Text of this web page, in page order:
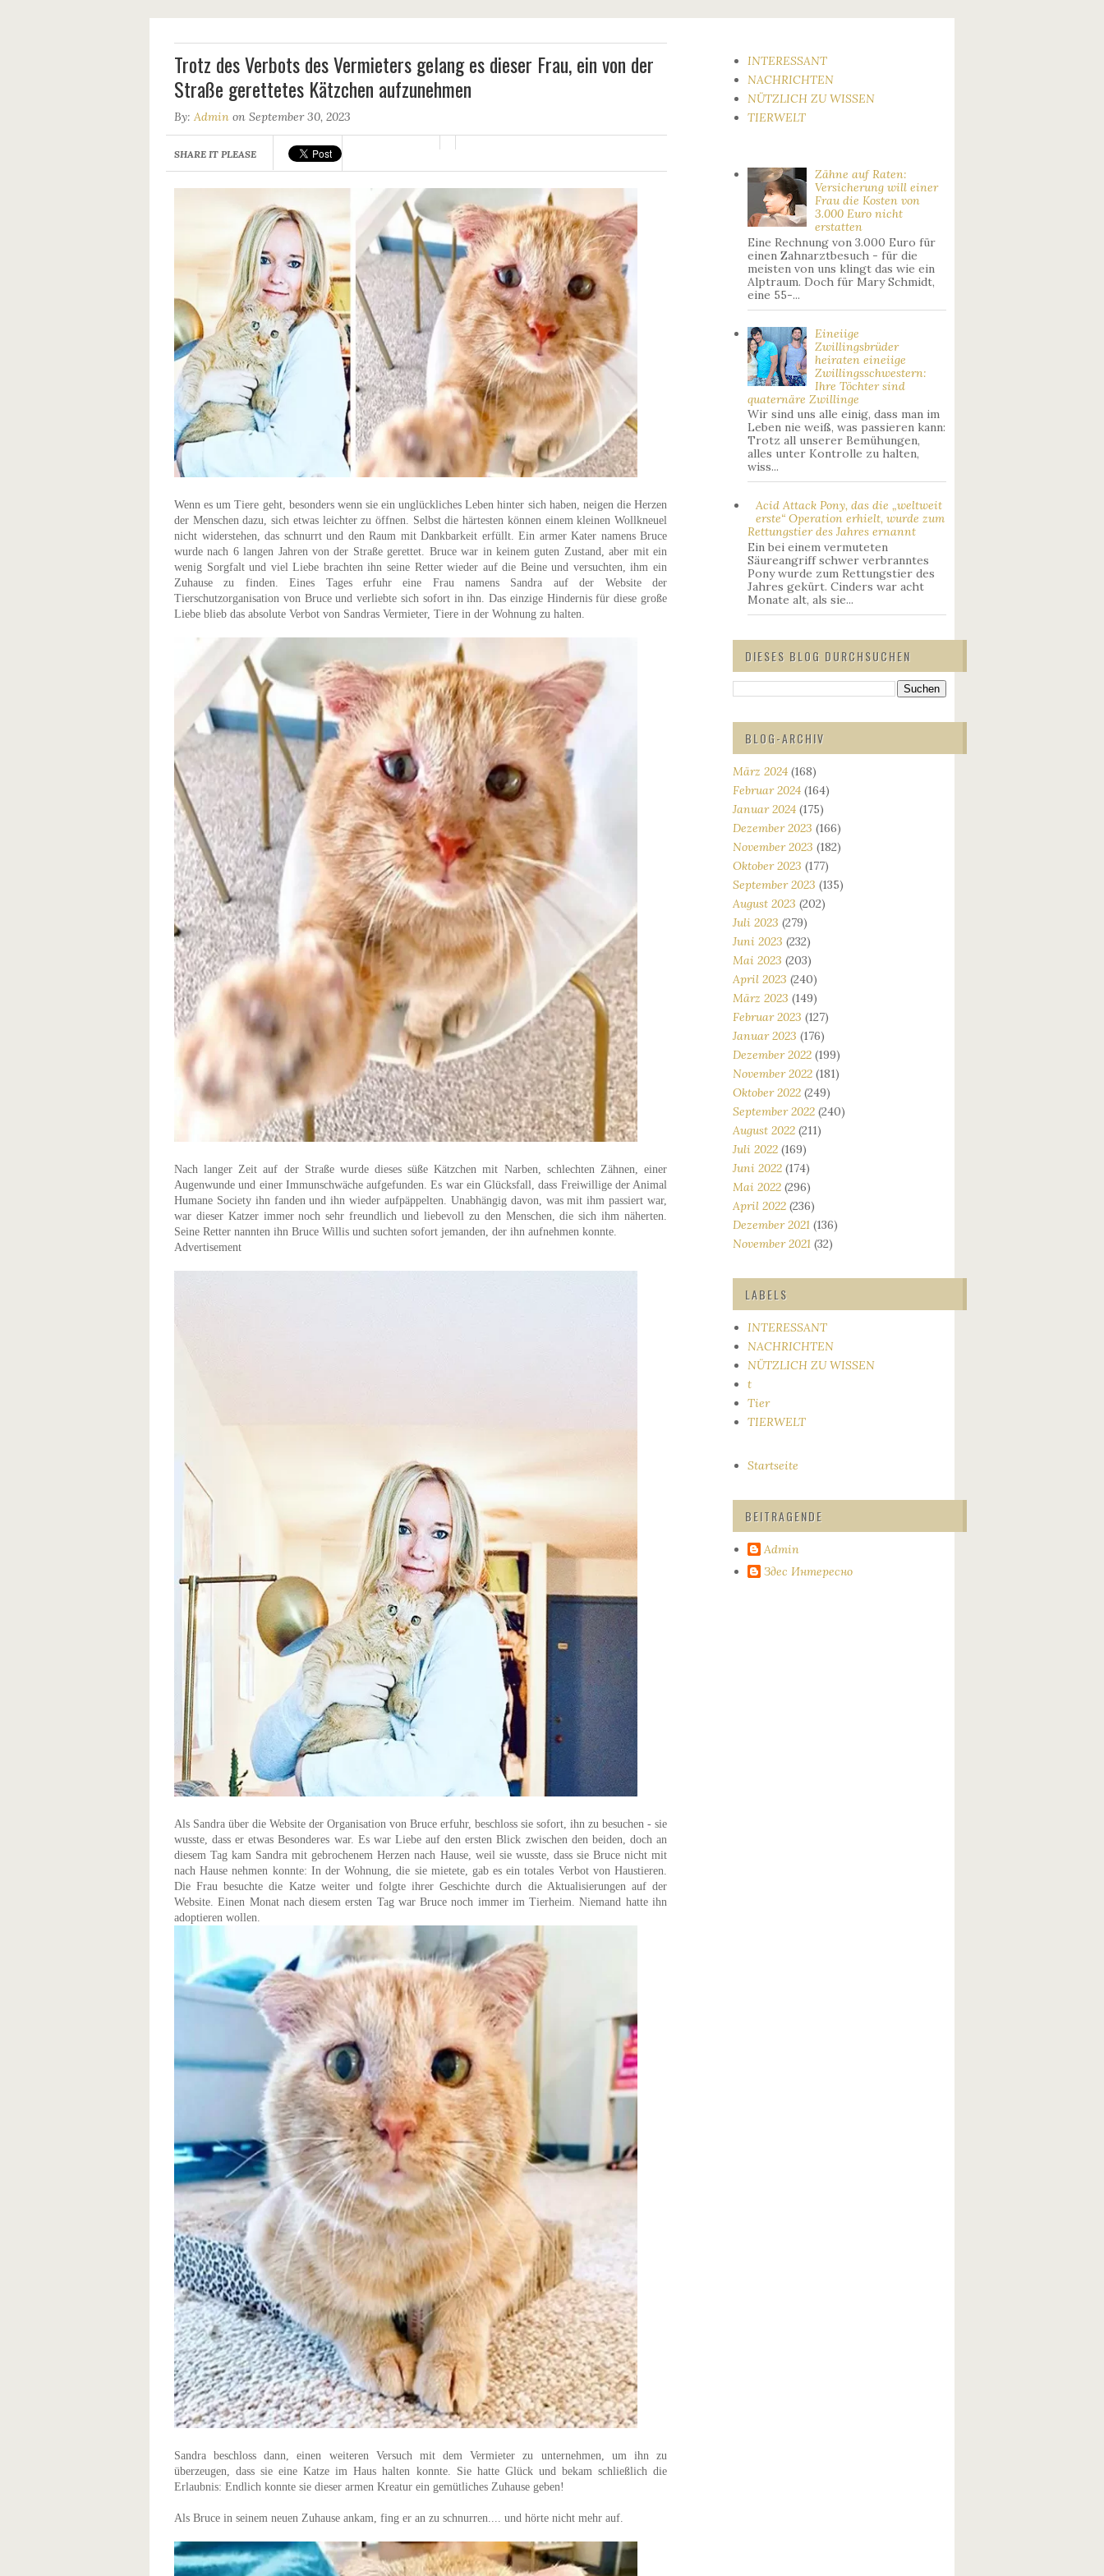
Trotz des Verbots des Vermieters gelang es dieser Frau, ein von der
Straße gerettetes Kätzchen aufzunehmen
By: Admin on September 30, 2023
SHARE IT PLEASE
Wenn es um Tiere geht, besonders wenn sie ein unglückliches Leben hinter sich haben, neigen die Herzen
der Menschen dazu, sich etwas leichter zu öffnen. Selbst die härtesten können einem kleinen Wollkneuel
nicht widerstehen, das schnurrt und den Raum mit Dankbarkeit erfüllt. Ein armer Kater namens Bruce
wurde nach 6 langen Jahren von der Straße gerettet. Bruce war in keinem guten Zustand, aber mit ein
wenig Sorgfalt und viel Liebe brachten ihn seine Retter wieder auf die Beine und versuchten, ihm ein
Zuhause zu finden. Eines Tages erfuhr eine Frau namens Sandra auf der Website der
Tierschutzorganisation von Bruce und verliebte sich sofort in ihn. Das einzige Hindernis für diese große
Liebe blieb das absolute Verbot von Sandras Vermieter, Tiere in der Wohnung zu halten.
Nach langer Zeit auf der Straße wurde dieses süße Kätzchen mit Narben, schlechten Zähnen, einer
Augenwunde und einer Immunschwäche aufgefunden. Es war ein Glücksfall, dass Freiwillige der Animal
Humane Society ihn fanden und ihn wieder aufpäppelten. Unabhängig davon, was mit ihm passiert war,
war dieser Katzer immer noch sehr freundlich und liebevoll zu den Menschen, die sich ihm näherten.
Seine Retter nannten ihn Bruce Willis und suchten sofort jemanden, der ihn aufnehmen konnte.
Advertisement
Als Sandra über die Website der Organisation von Bruce erfuhr, beschloss sie sofort, ihn zu besuchen - sie
wusste, dass er etwas Besonderes war. Es war Liebe auf den ersten Blick zwischen den beiden, doch an
diesem Tag kam Sandra mit gebrochenem Herzen nach Hause, weil sie wusste, dass sie Bruce nicht mit
nach Hause nehmen konnte: In der Wohnung, die sie mietete, gab es ein totales Verbot von Haustieren.
Die Frau besuchte die Katze weiter und folgte ihrer Geschichte durch die Aktualisierungen auf der
Website. Einen Monat nach diesem ersten Tag war Bruce noch immer im Tierheim. Niemand hatte ihn
adoptieren wollen.
Sandra beschloss dann, einen weiteren Versuch mit dem Vermieter zu unternehmen, um ihn zu
überzeugen, dass sie eine Katze im Haus halten konnte. Sie hatte Glück und bekam schließlich die
Erlaubnis: Endlich konnte sie dieser armen Kreatur ein gemütliches Zuhause geben!
Als Bruce in seinem neuen Zuhause ankam, fing er an zu schnurren.... und hörte nicht mehr auf.
INTERESSANT
NACHRICHTEN
NÜTZLICH ZU WISSEN
TIERWELT
Zähne auf Raten:
Versicherung will einer
Frau die Kosten von
3.000 Euro nicht
erstatten
Eine Rechnung von 3.000 Euro für
einen Zahnarztbesuch - für die
meisten von uns klingt das wie ein
Alptraum. Doch für Mary Schmidt,
eine 55-...
Eineiige
Zwillingsbrüder
heiraten eineiige
Zwillingsschwestern:
Ihre Töchter sind
quaternäre Zwillinge
Wir sind uns alle einig, dass man im
Leben nie weiß, was passieren kann:
Trotz all unserer Bemühungen,
alles unter Kontrolle zu halten,
wiss...
Acid Attack Pony, das die „weltweit
erste“ Operation erhielt, wurde zum
Rettungstier des Jahres ernannt
Ein bei einem vermuteten
Säureangriff schwer verbranntes
Pony wurde zum Rettungstier des
Jahres gekürt. Cinders war acht
Monate alt, als sie...
DIESES BLOG DURCHSUCHEN
BLOG-ARCHIV
März 2024 (168)
Februar 2024 (164)
Januar 2024 (175)
Dezember 2023 (166)
November 2023 (182)
Oktober 2023 (177)
September 2023 (135)
August 2023 (202)
Juli 2023 (279)
Juni 2023 (232)
Mai 2023 (203)
April 2023 (240)
März 2023 (149)
Februar 2023 (127)
Januar 2023 (176)
Dezember 2022 (199)
November 2022 (181)
Oktober 2022 (249)
September 2022 (240)
August 2022 (211)
Juli 2022 (169)
Juni 2022 (174)
Mai 2022 (296)
April 2022 (236)
Dezember 2021 (136)
November 2021 (32)
LABELS
INTERESSANT
NACHRICHTEN
NÜTZLICH ZU WISSEN
t
Tier
TIERWELT
Startseite
BEITRAGENDE
Admin
Здес Интересно